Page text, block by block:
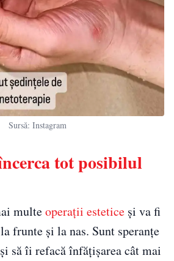
Sursă: Instagram
tot posibilul
multeoperații estetice și va fi
frunte și la nas. Sunt speranțe
să îi refacă înfățișarea cât mai